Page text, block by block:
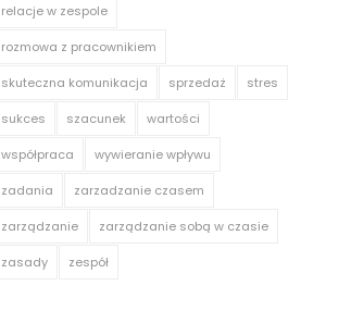
relacje w zespole
rozmowa z pracownikiem
skuteczna komunikacja sprzedaż stres
sukces szacunek wartości
współpraca wywieranie wpływu
zadania zarzadzanie czasem
zarządzanie zarządzanie sobą w czasie
zasady zespół